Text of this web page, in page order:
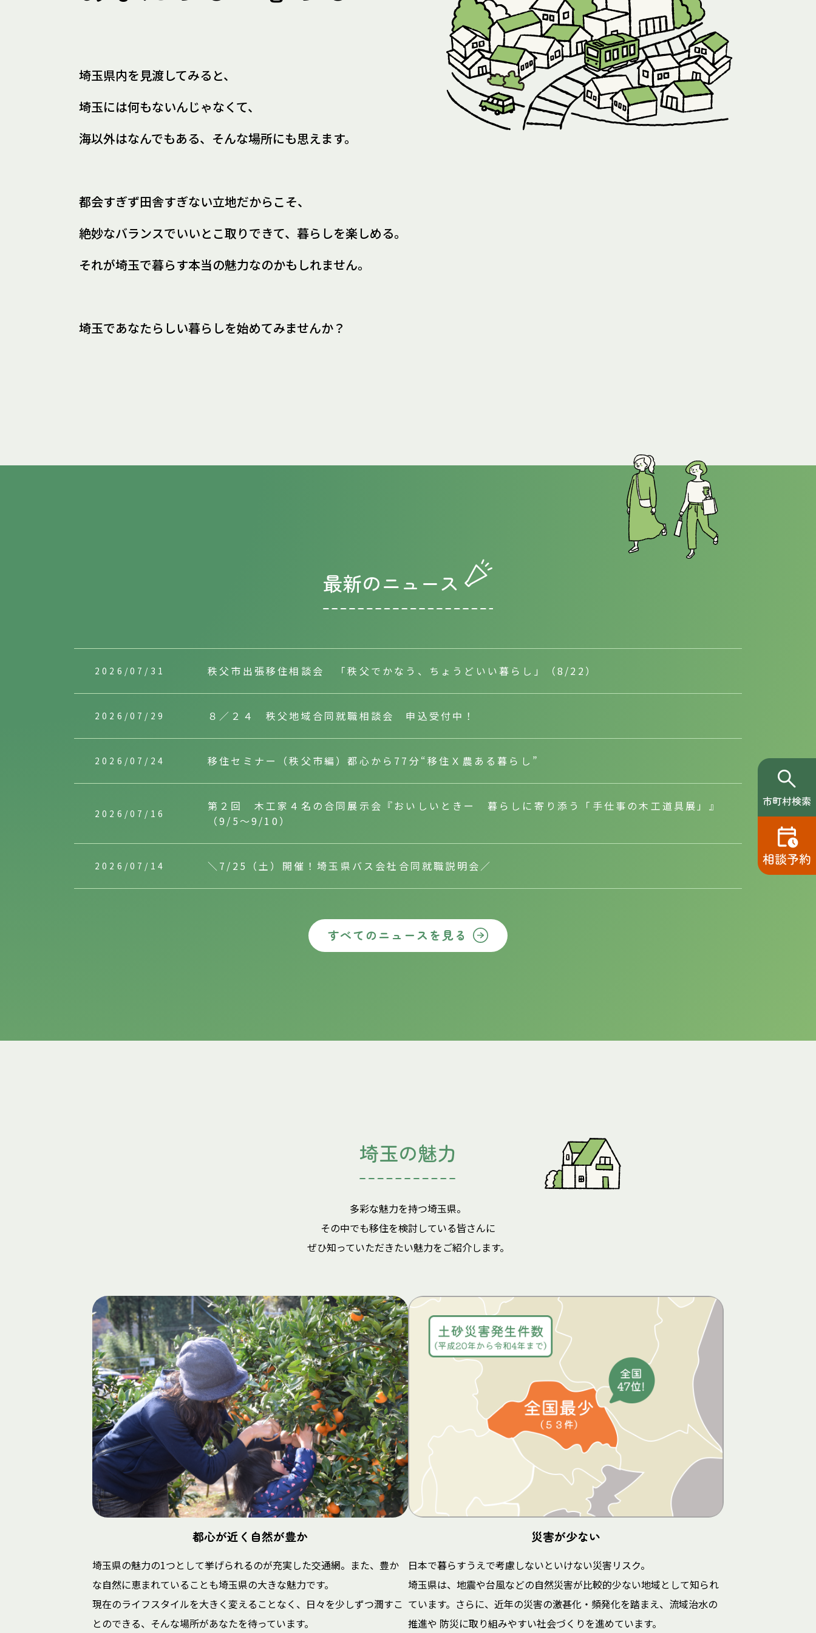
埼玉県内を見渡してみると、
埼玉には何もないんじゃなくて、
海以外はなんでもある、 そんな場所にも思えます。
都会すぎず田舎すぎない立地だからこそ、
絶妙なバランスでいいとこ取りできて、 暮らしを楽しめる。
それが埼玉で暮らす本当の魅力なのかもしれません。
埼玉であなたらしい暮らしを始めてみませんか？
最新のニュース
2026/07/31 秩父市出張移住相談会 「秩父でかなう、ちょうどいい暮らし」（8/22）
2026/07/29 ８／２４ 秩父地域合同就職相談会 申込受付中！
2026/07/24 移住セミナー（秩父市編）都心から77分“移住Ｘ農ある暮らし”
2026/07/16
第２回 木工家４名の合同展示会『おいしいときー 暮らしに寄り添う「手仕事の木工道具展」』
（9/5～9/10）
2026/07/14 ＼7/25（土）開催！埼玉県バス会社合同就職説明会／
すべてのニュースを見る
埼玉の魅力
多彩な魅力を持つ埼玉県。
その中でも移住を検討している皆さんに
ぜひ知っていただきたい魅力をご紹介します。
都心が近く自然が豊か
埼玉県の魅力の1つとして挙げられるのが充実した交通網。また、豊か
な自然に恵まれていることも埼玉県の大きな魅力です。
現在のライフスタイルを大きく変えることなく、日々を少しずつ潤すこ
とのできる、そんな場所があなたを待っています。
災害が少ない
日本で暮らすうえで考慮しないといけない災害リスク。
埼玉県は、地震や台風などの自然災害が比較的少ない地域として知られ
ています。さらに、近年の災害の激甚化・頻発化を踏まえ、流域治水の
推進や 防災に取り組みやすい社会づくりを進めています。